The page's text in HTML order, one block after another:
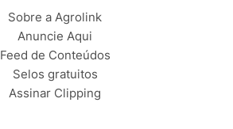
Sobre a Agrolink
Anuncie Aqui
Feed de Conteúdos
Selos gratuitos
Assinar Clipping